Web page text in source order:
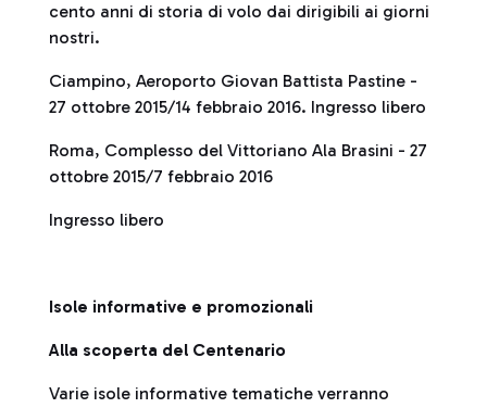
cento anni di storia di volo dai dirigibili ai giorni
nostri.
Ciampino, Aeroporto Giovan Battista Pastine -
27 ottobre 2015/14 febbraio 2016. Ingresso libero
Roma, Complesso del Vittoriano Ala Brasini - 27
ottobre 2015/7 febbraio 2016
Ingresso libero
Isole informative e promozionali
Alla scoperta del Centenario
Varie isole informative tematiche verranno